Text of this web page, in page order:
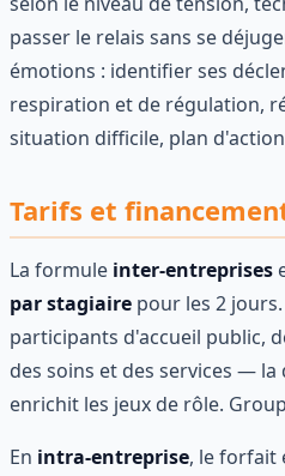
passer le relais sans se
émotions : identifier ses
respiration et de régulation,
situation difficile, plan
Tarifs et
La formule inter-entreprises
par stagiaire pour les 2
participants d'accueil public,
des soins et des services —
enrichit les jeux de rôle.
En intra-entreprise, le forfait